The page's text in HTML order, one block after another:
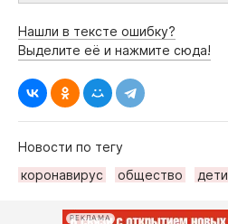
Нашли в тексте ошибку?
Выделите её и нажмите сюда!
Новости по тегу
коронавирус
общество дети
РЕКЛАМА